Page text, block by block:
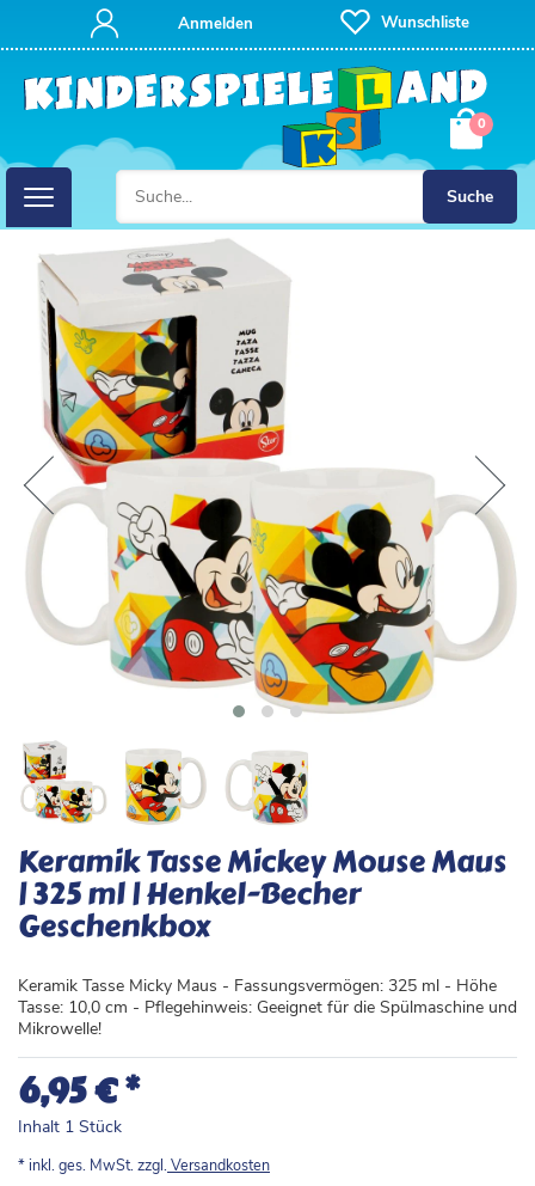
Suche
Anmelden Wunschliste
0
Keramik Tasse Mickey Mouse Maus
| 325 ml | Henkel-Becher
Geschenkbox
Keramik Tasse Micky Maus - Fassungsvermögen: 325 ml - Höhe
Tasse: 10,0 cm - Pflegehinweis: Geeignet für die Spülmaschine und
Mikrowelle!
6,95 €*
Inhalt 1 Stück
* inkl. ges. MwSt. zzgl. Versandkosten